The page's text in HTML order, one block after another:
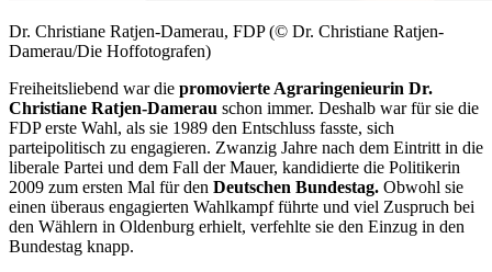
Dr. Christiane Ratjen-Damerau, FDP (© Dr. Christiane Ratjen-
Damerau/Die Hoffotografen)
Freiheitsliebend war die promovierte Agraringenieurin Dr.
Christiane Ratjen-Damerau schon immer. Deshalb war für sie die
FDP erste Wahl, als sie 1989 den Entschluss fasste, sich
parteipolitisch zu engagieren. Zwanzig Jahre nach dem Eintritt in die
liberale Partei und dem Fall der Mauer, kandidierte die Politikerin
2009 zum ersten Mal für den Deutschen Bundestag. Obwohl sie
einen überaus engagierten Wahlkampf führte und viel Zuspruch bei
den Wählern in Oldenburg erhielt, verfehlte sie den Einzug in den
Bundestag knapp.